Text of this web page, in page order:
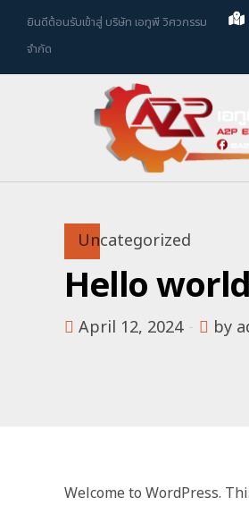
ยินดีต้อนรับเข้าสู่ บริษัท เอทูพี วิศวกรรม
จำกัด
Uncategorized
Hello
April 12, 2024 by
Welcome to WordPress.